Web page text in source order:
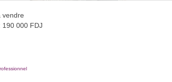
vendre
190 000 FDJ